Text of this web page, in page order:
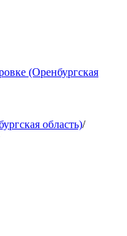
(Оренбургская
область)/